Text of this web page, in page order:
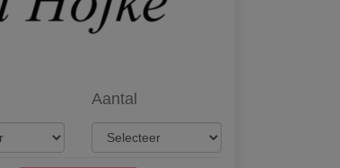
Aantal